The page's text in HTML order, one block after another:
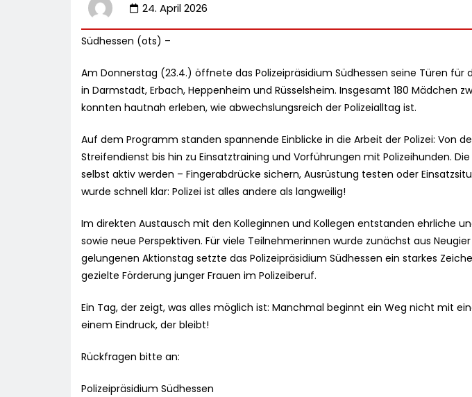
24. April 2026
Südhessen (ots) –
Am Donnerstag (23.4.) öffnete das Polizeipräsidium Südhessen seine Türen für
in Darmstadt, Erbach, Heppenheim und Rüsselsheim. Insgesamt 180 Mädchen
konnten hautnah erleben, wie abwechslungsreich der Polizeialltag ist.
Auf dem Programm standen spannende Einblicke in die Arbeit der Polizei: Von
Streifendienst bis hin zu Einsatztraining und Vorführungen mit Polizeihunden.
selbst aktiv werden – Fingerabdrücke sichern, Ausrüstung testen oder
wurde schnell klar: Polizei ist alles andere als langweilig!
Im direkten Austausch mit den Kolleginnen und Kollegen entstanden ehrliche
sowie neue Perspektiven. Für viele Teilnehmerinnen wurde zunächst aus
gelungenen Aktionstag setzte das Polizeipräsidium Südhessen ein starkes
gezielte Förderung junger Frauen im Polizeiberuf.
Ein Tag, der zeigt, was alles möglich ist: Manchmal beginnt ein Weg nicht mit
einem Eindruck, der bleibt!
Rückfragen bitte an:
Polizeipräsidium Südhessen